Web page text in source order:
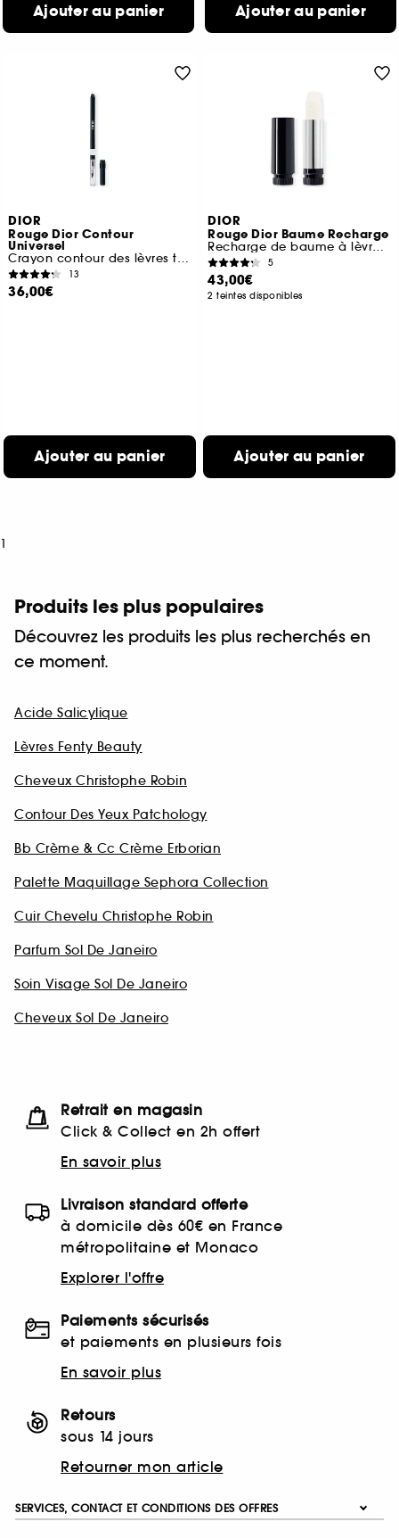
Ajouter au panier Ajouter au panier
DIOR
Rouge Dior Contour
Universel
Crayon contour des lèvres transparent
13
36,00€
Ajouter au panier
DIOR
Rouge Dior Baume Recharge
Recharge de baume à lèvres universel
5
43,00€
2 teintes disponibles
Ajouter au panier
1
Produits les plus populaires
Découvrez les produits les plus recherchés en
ce moment.
Acide Salicylique
Lèvres Fenty Beauty
Cheveux Christophe Robin
Contour Des Yeux Patchology
Bb Crème & Cc Crème Erborian
Palette Maquillage Sephora Collection
Cuir Chevelu Christophe Robin
Parfum Sol De Janeiro
Soin Visage Sol De Janeiro
Cheveux Sol De Janeiro
Retrait en magasin
Click & Collect en 2h offert
En savoir plus
Livraison standard offerte
à domicile dès 60€ en France
métropolitaine et Monaco
Explorer l'offre
Paiements sécurisés
et paiements en plusieurs fois
En savoir plus
Retours
sous 14 jours
Retourner mon article
SERVICES, CONTACT ET CONDITIONS DES OFFRES